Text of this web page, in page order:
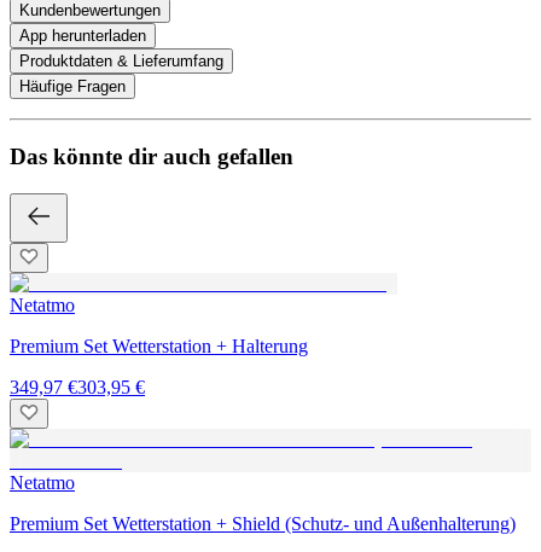
Kundenbewertungen
App herunterladen
Produktdaten & Lieferumfang
Häufige Fragen
Das könnte dir auch gefallen
Netatmo
Premium Set Wetterstation + Halterung
349,97 €303,95 €
Netatmo
Premium Set Wetterstation + Shield (Schutz- und Außenhalterung)